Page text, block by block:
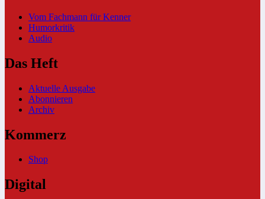
Vom Fachmann für Kenner
Humorkritik
Audio
Das Heft
Aktuelle Ausgabe
Abonnieren
Archiv
Kommerz
Shop
Digital